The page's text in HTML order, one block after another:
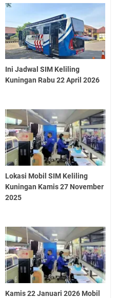
Ini Jadwal SIM Keliling
Kuningan Rabu 22 April 2026
Lokasi Mobil SIM Keliling
Kuningan Kamis 27 November
2025
Kamis 22 Januari 2026 Mobil